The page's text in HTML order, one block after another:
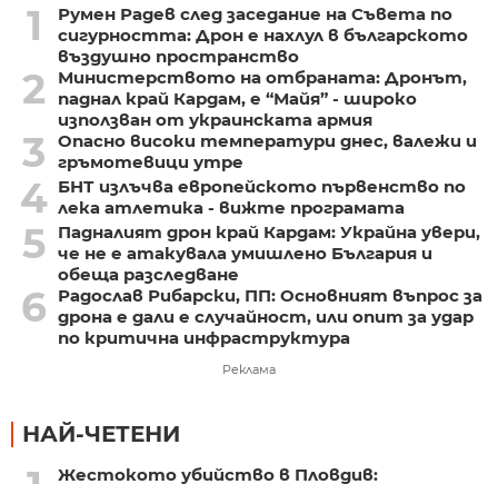
1
Румен Радев след заседание на Съвета по
сигурността: Дрон е нахлул в българското
въздушно пространство
2
Министерството на отбраната: Дронът,
паднал край Кардам, е “Майя” - широко
използван от украинската армия
3
Опасно високи температури днес, валежи и
гръмотевици утре
4 БНТ излъчва европейското първенство по
лека атлетика - вижте програмата
5
Падналият дрон край Кардам: Украйна увери,
че не е атакувала умишлено България и
обеща разследване
6
Радослав Рибарски, ПП: Основният въпрос за
дрона е дали е случайност, или опит за удар
по критична инфраструктура
Реклама
НАЙ-ЧЕТЕНИ
Жестокото убийство в Пловдив: